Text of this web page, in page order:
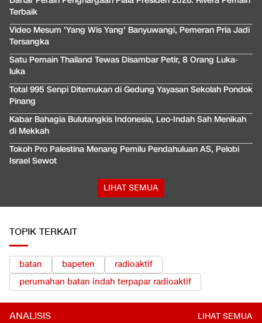
Terbaik
Video Mesum 'Yang Wis Yang' Banyuwangi, Pemeran Pria Jadi
Tersangka
Satu Pemain Thailand Tewas Disambar Petir, 8 Orang Luka-
luka
Total 995 Senpi Ditemukan di Gedung Yayasan Sekolah Pondok
Pinang
Kabar Bahagia Bulutangkis Indonesia, Leo-Indah Sah Menikah
di Mekkah
Tokoh Pro Palestina Menang Pemilu Pendahuluan AS, Pelobi
Israel Sewot
LIHAT SEMUA
TOPIK TERKAIT
batan bapeten
radioaktif
perumahan batan indah terpapar radioaktif
ANALISIS LIHAT SEMUA